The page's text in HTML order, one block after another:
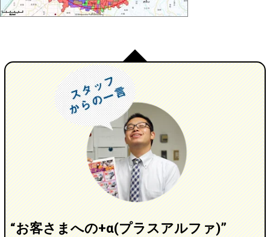
“お客さまへの+α(プラスアルファ)”